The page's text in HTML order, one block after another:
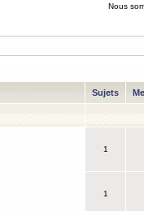
Nous
Sujets
1
1